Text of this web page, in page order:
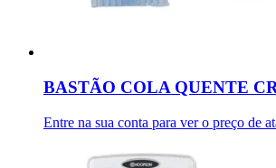
BASTÃO COLA QUENTE
Entre na sua conta para ver o preço de